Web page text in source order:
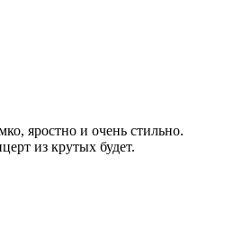
яростно и очень стильно.
из крутых будет.